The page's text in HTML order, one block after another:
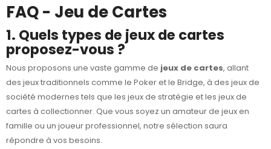
FAQ - Jeu de Cartes
1. Quels types de jeux de cartes
proposez-vous ?
Nous proposons une vaste gamme de jeux de cartes, allant
des jeux traditionnels comme le Poker et le Bridge, à des jeux de
société modernes tels que les jeux de stratégie et les jeux de
cartes à collectionner. Que vous soyez un amateur de jeux en
famille ou un joueur professionnel, notre sélection saura
répondre à vos besoins.